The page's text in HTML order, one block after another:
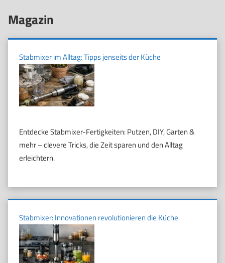
Magazin
Stabmixer im Alltag: Tipps jenseits der Küche
Entdecke Stabmixer-Fertigkeiten: Putzen, DIY, Garten &
mehr – clevere Tricks, die Zeit sparen und den Alltag
erleichtern.
Stabmixer: Innovationen revolutionieren die Küche